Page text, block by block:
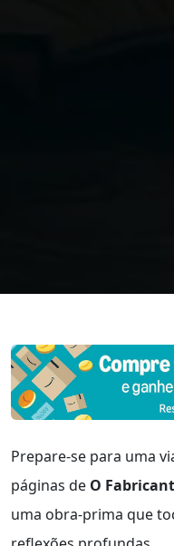
Prepare-se para uma
páginas de O
uma obra-prima que